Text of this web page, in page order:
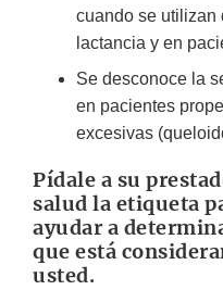
cuando se utilizan
lactancia y en
Se desconoce la
en pacientes
excesivas
Pídale a su
salud la etiqueta
ayudar a
que está
usted.